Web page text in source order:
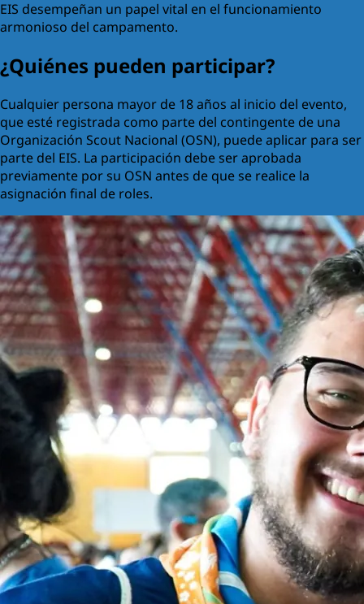
EIS desempeñan un papel vital en el funcionamiento
armonioso del campamento.
¿Quiénes pueden participar?
Cualquier persona mayor de 18 años al inicio del evento,
que esté registrada como parte del contingente de una
Organización Scout Nacional (OSN), puede aplicar para ser
parte del EIS. La participación debe ser aprobada
previamente por su OSN antes de que se realice la
asignación final de roles.